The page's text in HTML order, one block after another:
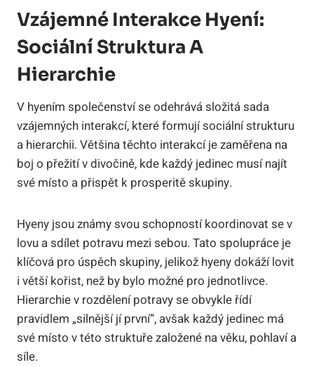
Vzájemné Interakce Hyení:
Sociální Struktura A
Hierarchie
V hyením společenství se odehrává složitá sada
vzájemných interakcí, které formují sociální strukturu
a hierarchii. Většina těchto interakcí je zaměřena na
boj o přežití v divočině, kde každý jedinec musí najít
své místo a přispět k prosperitě skupiny.
Hyeny jsou známy svou schopností koordinovat se v
lovu a sdílet potravu mezi sebou. Tato spolupráce je
klíčová pro úspěch skupiny, jelikož hyeny dokáží lovit
i větší kořist, než by bylo možné pro jednotlivce.
Hierarchie v rozdělení potravy se obvykle řídí
pravidlem „silnější jí první“, avšak každý jedinec má
své místo v této struktuře založené na věku, pohlaví a
síle.